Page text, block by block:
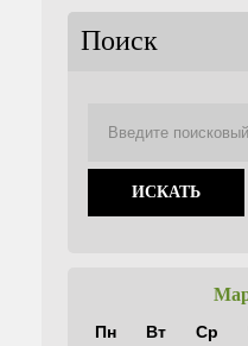
Поиск
Пн Вт Ср